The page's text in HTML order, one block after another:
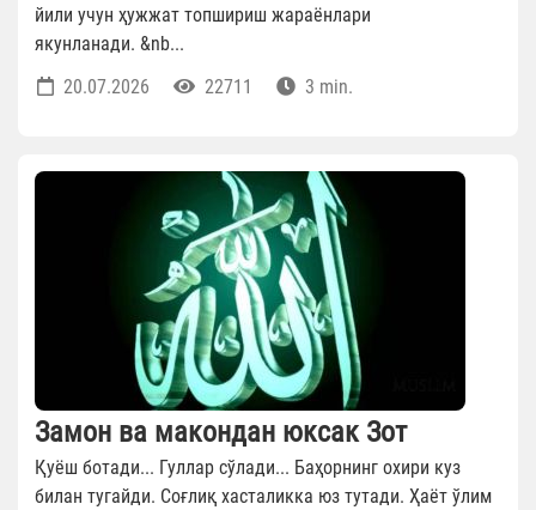
йили учун ҳужжат топшириш жараёнлари
якунланади. &nb...
20.07.2026
22711 3 min.
Замон ва макондан юксак Зот
Қуёш ботади... Гуллар сўлади... Баҳорнинг охири куз
билан тугайди. Соғлиқ хасталикка юз тутади. Ҳаёт ўлим